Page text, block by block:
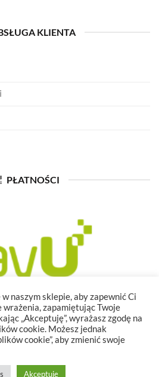
KLIENTA
PŁATNOŚCI
naszym sklepie, aby zapewnić Ci
zapamiętując Twoje
„Akceptuję”, wyrażasz zgodę na
cookie. Możesz jednak
cookie”, aby zmienić swoje
Akceptuję